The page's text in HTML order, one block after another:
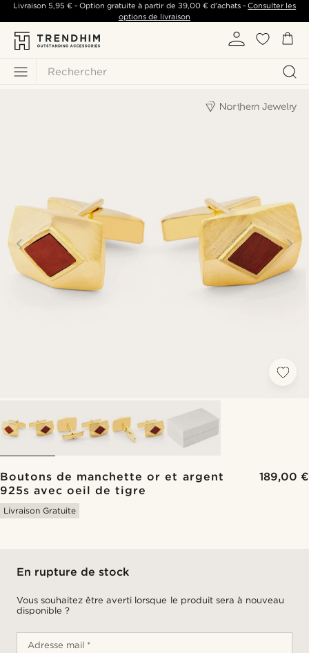
Rechercher
Livraison 5,95 €- Option gratuite à partir de 39,00 €d'achats -Consulter les
options de livraison
Boutons de manchette or et argent
925s avec oeil de tigre
189,00 €
Livraison Gratuite
En rupture de stock
Vous souhaitez être averti lorsque le produit sera à nouveau
disponible ?
Adresse mail *